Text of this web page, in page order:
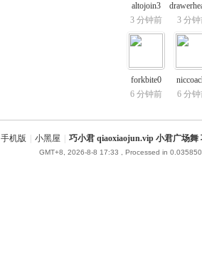
altojoin3
3 分钟前
3 分钟
forkbite0
6 分钟前
6 分钟
手机版 小黑屋 巧小君 qiaoxiaojun.vip 小君广场舞
GMT+8, 2026-8-8 17:33 , Processed in